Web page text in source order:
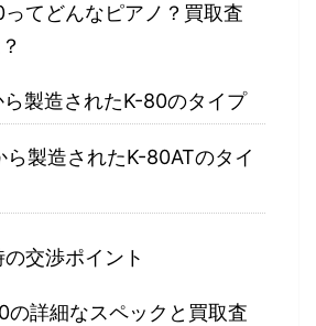
てどんなピアノ？買取査
製造されたK-80のタイプ
ら製造されたK-80ATのタイ
交渉ポイント
の詳細なスペックと買取査